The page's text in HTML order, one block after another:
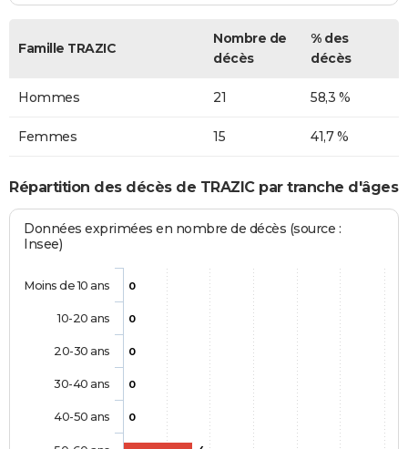
Famille TRAZIC
Nombre de
décès
% des
décès
Hommes 21 58,3 %
Femmes 15 41,7 %
Répartition des décès de TRAZIC par tranche d'âges
Données exprimées en nombre de décès (source :
Insee)
0
0
0
0
0
Moins de 10 ans
10-20 ans
20-30 ans
30-40 ans
40-50 ans